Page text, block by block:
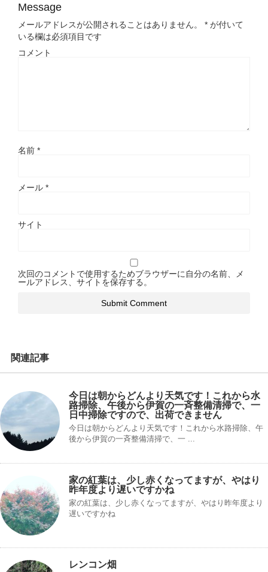
Message
メールアドレスが公開されることはありません。 * が付いて
いる欄は必須項目です
コメント
名前 *
メール *
サイト
次回のコメントで使用するためブラウザーに自分の名前、メ
ールアドレス、サイトを保存する。
関連記事
今日は朝からどんより天気です！これから水
路掃除、午後から伊賀の一斉整備清掃で、一
日中掃除ですので、出荷できません
今日は朝からどんより天気です！これから水路掃除、午
後から伊賀の一斉整備清掃で、一 ...
家の紅葉は、少し赤くなってますが、やはり
昨年度より遅いですかね
家の紅葉は、少し赤くなってますが、やはり昨年度より
遅いですかね
レンコン畑